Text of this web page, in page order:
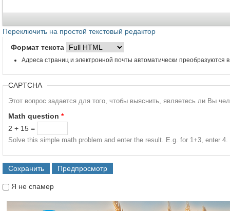
Переключить на простой текстовый редактор
Формат текста
Адреса страниц и электронной почты автоматически преобразуются
CAPTCHA
Этот вопрос задается для того, чтобы выяснить, являетесь ли Вы
Math question *
2 + 15 =
Solve this simple math problem and enter the result. E.g. for 1+3, enter 4.
Я не спамер